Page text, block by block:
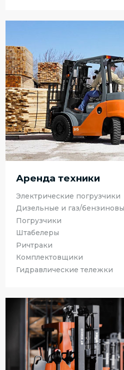
Аренда техники
Электрические погрузчики
Дизельные и газ/
Погрузчики
Штабелеры
Ричтраки
Комплектовщики
Гидравлические тележки